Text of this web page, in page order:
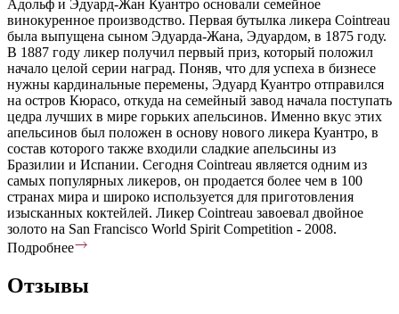
Адольф и Эдуард-Жан Куантро основали семейное
винокуренное производство. Первая бутылка ликера Cointreau
была выпущена сыном Эдуарда-Жана, Эдуардом, в 1875 году.
В 1887 году ликер получил первый приз, который положил
начало целой серии наград. Поняв, что для успеха в бизнесе
нужны кардинальные перемены, Эдуард Куантро отправился
на остров Кюрасо, откуда на семейный завод начала поступать
цедра лучших в мире горьких апельсинов. Именно вкус этих
апельсинов был положен в основу нового ликера Куантро, в
состав которого также входили сладкие апельсины из
Бразилии и Испании. Сегодня Cointreau является одним из
самых популярных ликеров, он продается более чем в 100
странах мира и широко используется для приготовления
изысканных коктейлей. Ликер Cointreau завоевал двойное
золото на San Francisco World Spirit Competition - 2008.
Подробнее
Отзывы